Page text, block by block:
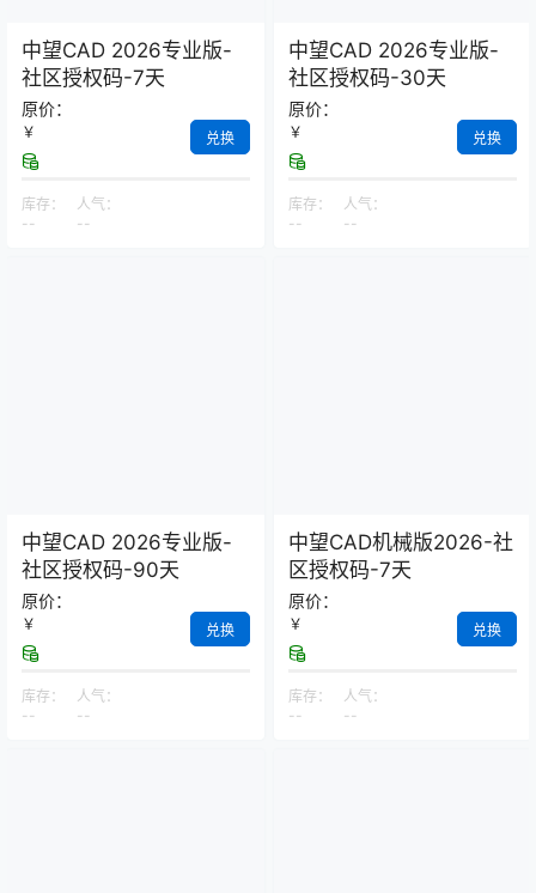
中望CAD 2026专业版-
社区授权码-7天
原价：
￥ 兑换
库存：
--
人气：
--
中望CAD 2026专业版-
社区授权码-30天
原价：
￥ 兑换
库存：
--
人气：
--
中望CAD 2026专业版-
社区授权码-90天
原价：
￥ 兑换
库存：
--
人气：
--
中望CAD机械版2026-社
区授权码-7天
原价：
￥ 兑换
库存：
--
人气：
--